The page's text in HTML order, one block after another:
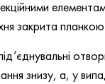
закрита планкою
знизу, а, у